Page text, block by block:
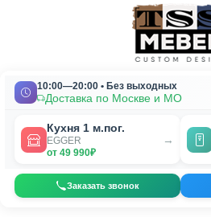
10:00—20:00 • Без выходных
Доставка по Москве и МО
Кухня 1 м.пог.
EGGER
от 49 990₽
→
Заказать звонок